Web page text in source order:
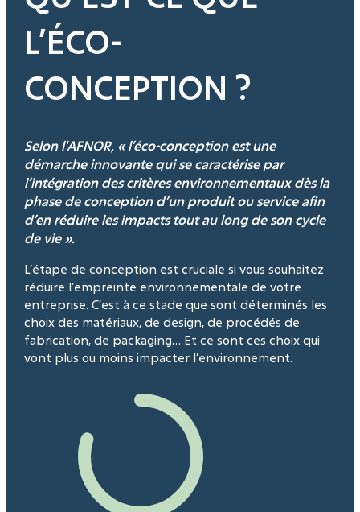
L’ÉCO-
CONCEPTION ?
Selon l'AFNOR, « l’éco-conception est une
démarche innovante qui se caractérise par
l’intégration des critères environnementaux dès la
phase de conception d’un produit ou service afin
d’en réduire les impacts tout au long de son cycle
de vie ».
L’étape de conception est cruciale si vous souhaitez
réduire l’empreinte environnementale de votre
entreprise. C’est à ce stade que sont déterminés les
choix des matériaux, de design, de procédés de
fabrication, de packaging… Et ce sont ces choix qui
vont plus ou moins impacter l’environnement.